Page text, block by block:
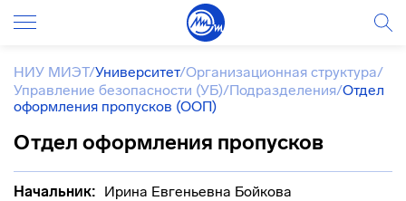
НИУ МИЭТ/Университет/Организационная структура/
Управление безопасности (УБ)/Подразделения/Отдел
оформления пропусков (ООП)
Отдел оформления пропусков
Начальник: Ирина Евгеньевна Бойкова